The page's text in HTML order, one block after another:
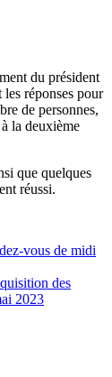
du président
réponses pour
de personnes,
la deuxième
que quelques
réussi.
vous de midi
des
2023